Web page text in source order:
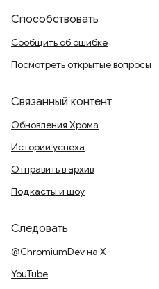
Способствовать
Сообщить об ошибке
Посмотреть открытые вопросы
Связанный контент
Обновления Хрома
Истории успеха
Отправить в архив
Подкасты и шоу
Следовать
@ChromiumDev на X
YouTube